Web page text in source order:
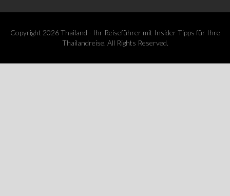
Copyright 2026 Thailand - Ihr Reiseführer mit Insider Tipps für Ihre
Thailandreise. All Rights Reserved.